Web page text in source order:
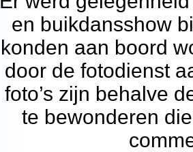
en buikdansshow
konden aan boord
door de fotodienst
foto’s zijn behalve
te bewonderen